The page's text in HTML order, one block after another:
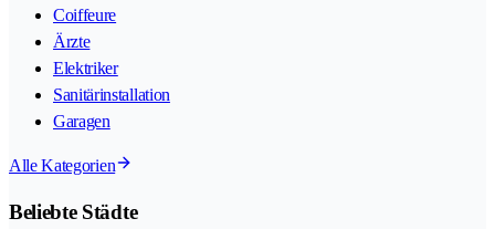
Coiffeure
Ärzte
Elektriker
Sanitärinstallation
Garagen
Alle Kategorien
Beliebte Städte